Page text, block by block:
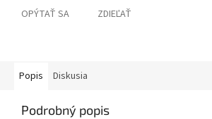
OPÝTAŤ SA ZDIEĽAŤ
Popis Diskusia
Podrobný popis